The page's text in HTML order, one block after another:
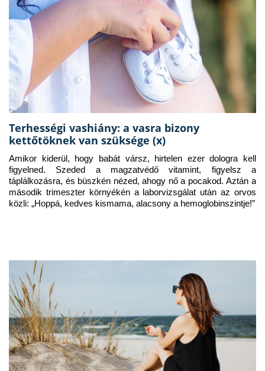
Terhességi vashiány: a vasra bizony
kettőtöknek van szüksége (x)
Amikor kiderül, hogy babát vársz, hirtelen ezer dologra kell
figyelned. Szeded a magzatvédő vitamint, figyelsz a
táplálkozásra, és büszkén nézed, ahogy nő a pocakod. Aztán a
második trimeszter környékén a laborvizsgálat után az orvos
közli: „Hoppá, kedves kismama, alacsony a hemoglobinszintje!”